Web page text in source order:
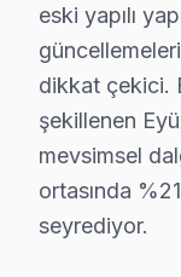
• Eyüp'de
• Eyüp
• Eyüp'de Wi-
• Eyüp
• Eyüp'de
Eyüp'da
eski yapılı
dikkat çekici.
şekillenen
mevsimsel
ortasında
seyrediyor.